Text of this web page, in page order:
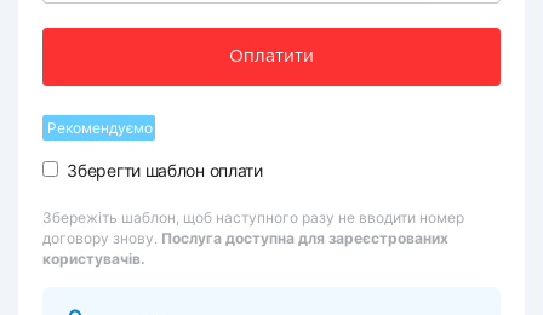
Оплатити
Рекомендуємо
Зберегти шаблон оплати
Збережіть шаблон, щоб наступного разу не вводити номер
договору знову. Послуга доступна для зареєстрованих
користувачів.